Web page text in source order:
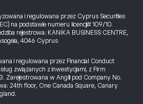
i regulowana przez Cyprus Securities
na podstawie numeru licencji# 109/10.
rejestrowa: KANIKA BUSINESS CENTRE,
4046 Cyprus
i regulowana przez Financial Conduct
związanych z inwestycjami, z Firm
Zarejestrowana w Anglii pod Company No.
24th floor, One Canada Square, Canary